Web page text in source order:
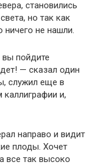
становились
но так как
ничего не нашли.
вы пойдите
— сказал один
служил еще в
каллиграфии и,
направо и видит
плоды. Хочет
все так высоко